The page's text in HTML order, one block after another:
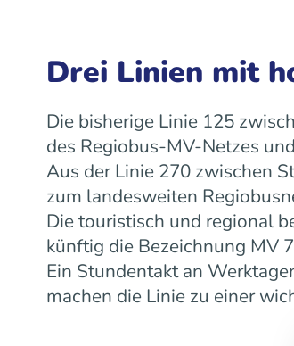
Drei Linien mit
Die bisherige Linie 125
des Regiobus-MV-Netzes
Aus der Linie 270 zwischen
zum landesweiten
Die touristisch und regional
künftig die Bezeichnung MV
Ein Stundentakt an
machen die Linie zu einer